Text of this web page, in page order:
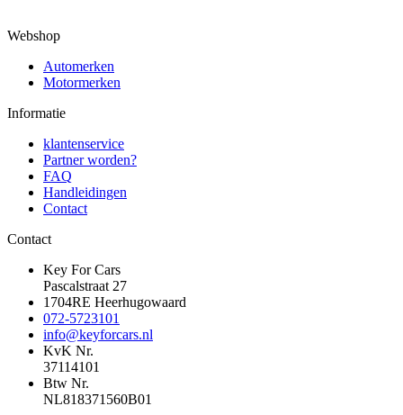
Webshop
Automerken
Motormerken
Informatie
klantenservice
Partner worden?
FAQ
Handleidingen
Contact
Contact
Key For Cars
Pascalstraat 27
1704RE Heerhugowaard
072-5723101
info@keyforcars.nl
KvK Nr.
37114101
Btw Nr.
NL818371560B01